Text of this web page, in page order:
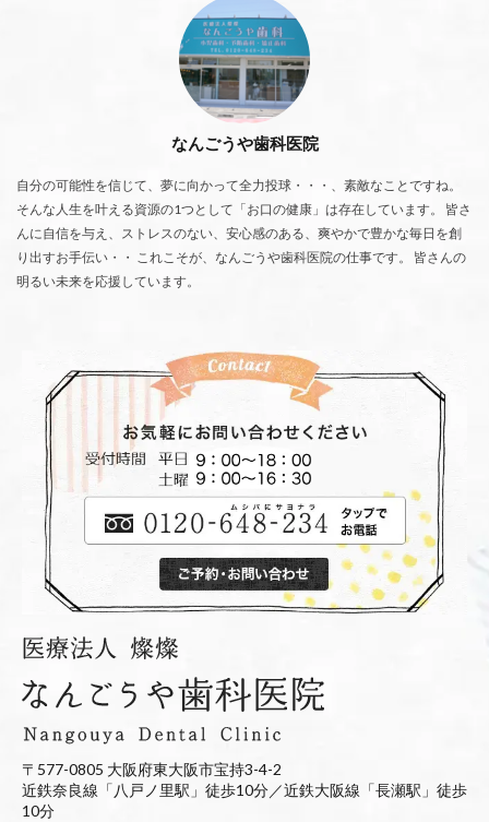
なんごうや歯科医院
自分の可能性を信じて、夢に向かって全力投球・・・、素敵なことですね。
そんな人生を叶える資源の1つとして「お口の健康」は存在しています。 皆さ
んに自信を与え、ストレスのない、安心感のある、爽やかで豊かな毎日を創
り出すお手伝い・・ これこそが、なんごうや歯科医院の仕事です。 皆さんの
明るい未来を応援しています。
〒577-0805 大阪府東大阪市宝持3-4-2
近鉄奈良線「八戸ノ里駅」徒歩10分／近鉄大阪線「長瀬駅」徒歩
10分